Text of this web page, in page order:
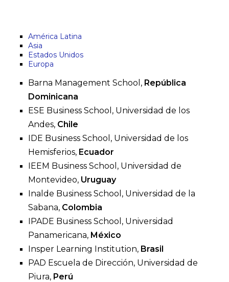
América Latina
Asia
Estados Unidos
Europa
Barna Management School, República
Dominicana
ESE Business School, Universidad de los
Andes, Chile
IDE Business School, Universidad de los
Hemisferios, Ecuador
IEEM Business School, Universidad de
Montevideo, Uruguay
Inalde Business School, Universidad de la
Sabana, Colombia
IPADE Business School, Universidad
Panamericana, México
Insper Learning Institution, Brasil
PAD Escuela de Dirección, Universidad de
Piura, Perú